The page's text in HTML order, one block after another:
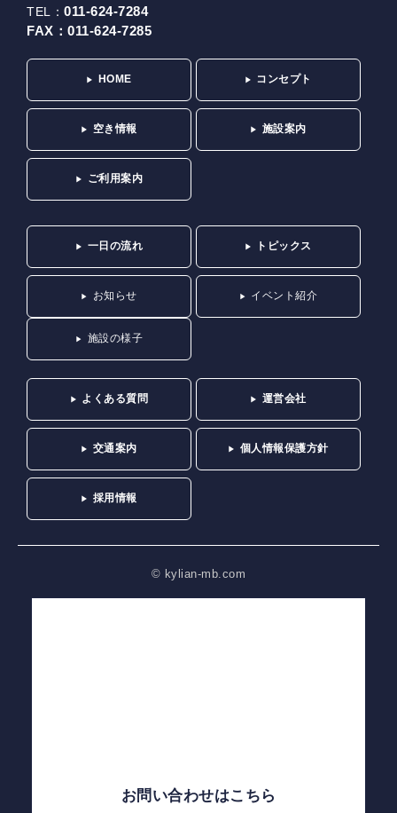
TEL：011-624-7284
FAX：011-624-7285
HOME コンセプト
空き情報 施設案内
ご利用案内
一日の流れ トピックス
お知らせ イベント紹介
施設の様子
よくある質問 運営会社
交通案内 個人情報保護方針
採用情報
© kylian-mb.com
お問い合わせはこちら